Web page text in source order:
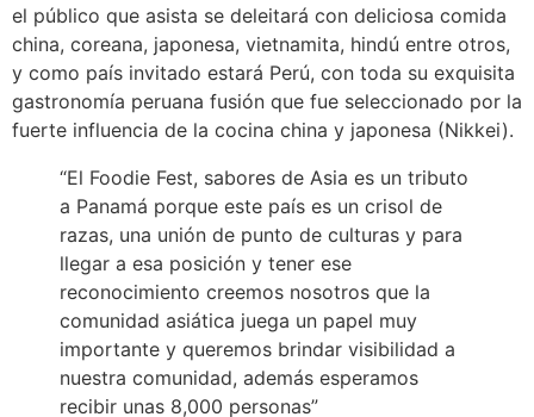
el público que asista se deleitará con deliciosa comida
china, coreana, japonesa, vietnamita, hindú entre otros,
y como país invitado estará Perú, con toda su exquisita
gastronomía peruana fusión que fue seleccionado por la
fuerte influencia de la cocina china y japonesa (Nikkei).
“El Foodie Fest, sabores de Asia es un tributo
a Panamá porque este país es un crisol de
razas, una unión de punto de culturas y para
llegar a esa posición y tener ese
reconocimiento creemos nosotros que la
comunidad asiática juega un papel muy
importante y queremos brindar visibilidad a
nuestra comunidad, además esperamos
recibir unas 8,000 personas”